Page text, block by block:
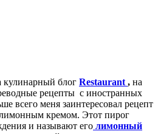
кулинарный блог Restaurant , на
рецепты с иностранных
всего меня заинтересовал рецепт
кремом. Этот пирог
и называют его лимонный